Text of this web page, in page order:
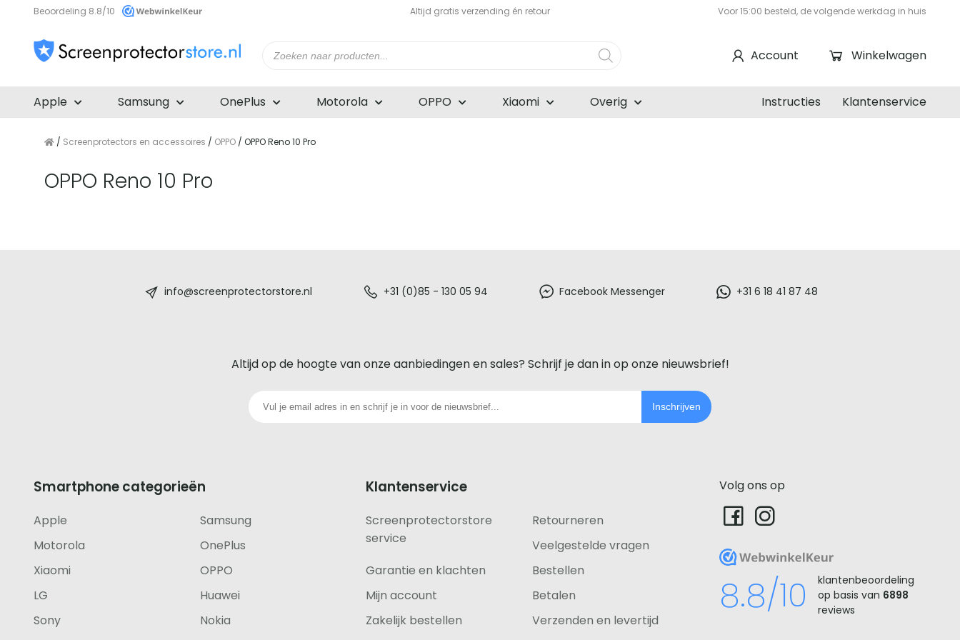
Beoordeling 8.8/10 Altijd gratis verzending én retour Voor 15:00 besteld, de volgende werkdag in huis
zoeken Winkelwagen
Account
Apple Samsung OnePlus Motorola OPPO Xiaomi Overig Klantenservice
Instructies
/ Screenprotectors en accessoires / OPPO / OPPO Reno 10 Pro
OPPO Reno 10 Pro
iedere
telefoon
footer
info@screenprotectorstore.nl +31 (0)85 - 130 05 94 Facebook Messenger +31 6 18 41 87 48
Altijd op de hoogte van onze aanbiedingen en sales? Schrijf je dan in op onze nieuwsbrief!
Inschrijven
Smartphone categorieën
Apple
Samsung
Motorola
OnePlus
Xiaomi
OPPO
LG
Huawei
Sony
Nokia
Klantenservice
Screenprotectorstore
service
Retourneren
Veelgestelde vragen
Garantie en klachten
Bestellen
Mijn account
Betalen
Zakelijk bestellen
Verzenden en levertijd
Volg ons op
WebwinkelKeur
8.8/10
klantenbeoordeling
op basis van 6898
reviews